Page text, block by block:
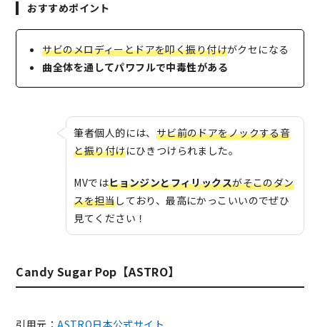
おすすめポイント
サビのメロディーとドアを叩く振り付けがクセになる
曲全体を通してパワフルで中毒性がある
筆者個人的には、 サビ前のドアをノックする音
と振り付けにひきつけられました。
MVではヒョンジンとフィリックスがそこのダン
スを担当しており、最高にかっこいいのでぜひ
見てください！
Candy Sugar Pop【ASTRO】